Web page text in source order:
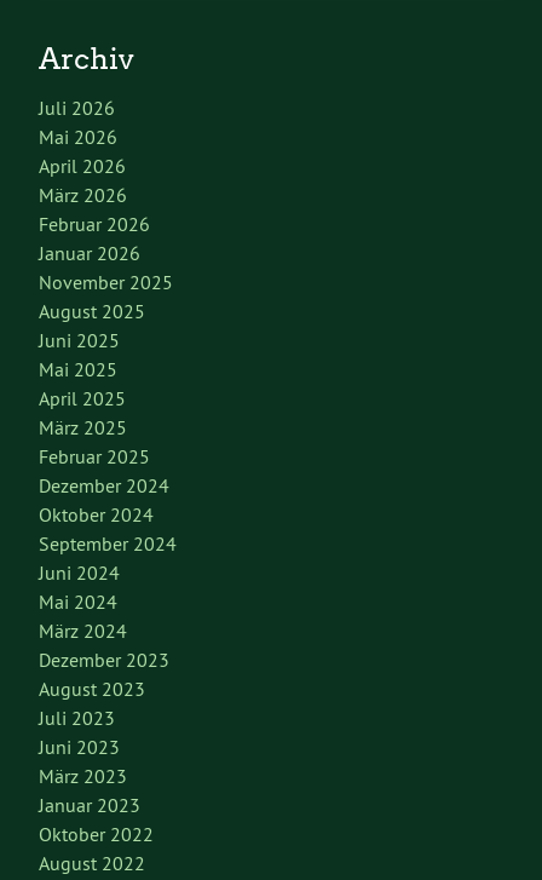
Archiv
Juli 2026
Mai 2026
April 2026
März 2026
Februar 2026
Januar 2026
November 2025
August 2025
Juni 2025
Mai 2025
April 2025
März 2025
Februar 2025
Dezember 2024
Oktober 2024
September 2024
Juni 2024
Mai 2024
März 2024
Dezember 2023
August 2023
Juli 2023
Juni 2023
März 2023
Januar 2023
Oktober 2022
August 2022